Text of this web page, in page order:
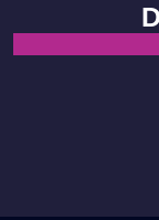
content